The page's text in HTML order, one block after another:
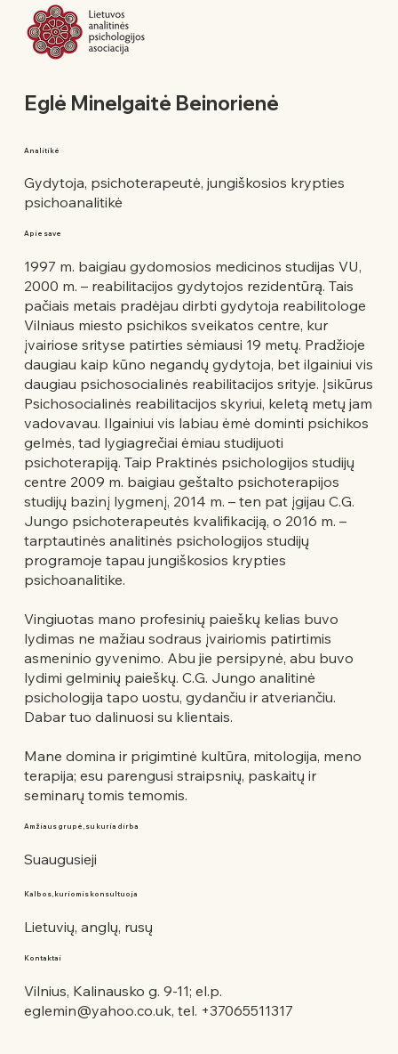
Eglė Minelgaitė Beinorienė
Analitikė
Gydytoja, psichoterapeutė, jungiškosios krypties
psichoanalitikė
Apie save
1997 m. baigiau gydomosios medicinos studijas VU,
2000 m. – reabilitacijos gydytojos rezidentūrą. Tais
pačiais metais pradėjau dirbti gydytoja reabilitologe
Vilniaus miesto psichikos sveikatos centre, kur
įvairiose srityse patirties sėmiausi 19 metų. Pradžioje
daugiau kaip kūno negandų gydytoja, bet ilgainiui vis
daugiau psichosocialinės reabilitacijos srityje. Įsikūrus
Psichosocialinės reabilitacijos skyriui, keletą metų jam
vadovavau. Ilgainiui vis labiau ėmė dominti psichikos
gelmės, tad lygiagrečiai ėmiau studijuoti
psichoterapiją. Taip Praktinės psichologijos studijų
centre 2009 m. baigiau geštalto psichoterapijos
studijų bazinį lygmenį, 2014 m. – ten pat įgijau C.G.
Jungo psichoterapeutės kvalifikaciją, o 2016 m. –
tarptautinės analitinės psichologijos studijų
programoje tapau jungiškosios krypties
psichoanalitike.
Vingiuotas mano profesinių paieškų kelias buvo
lydimas ne mažiau sodraus įvairiomis patirtimis
asmeninio gyvenimo. Abu jie persipynė, abu buvo
lydimi gelminių paieškų. C.G. Jungo analitinė
psichologija tapo uostu, gydančiu ir atveriančiu.
Dabar tuo dalinuosi su klientais.
Mane domina ir prigimtinė kultūra, mitologija, meno
terapija; esu parengusi straipsnių, paskaitų ir
seminarų tomis temomis.
Amžiaus grupė, su kuria dirba
Suaugusieji
Kalbos, kuriomis konsultuoja
Lietuvių, anglų, rusų
Kontaktai
Vilnius, Kalinausko g. 9-11; el.p.
eglemin@yahoo.co.uk, tel. +37065511317